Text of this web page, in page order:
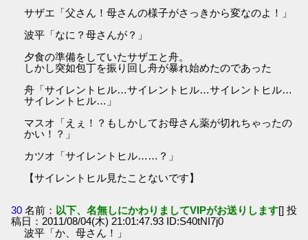
サザエ「父さん！母さんの様子がさっきから変なのよ！」
波平「なに？母さんが？」
夕食の準備をしていたサザエと舟。
しかし突如包丁を振り回し舟が暴れ始めたのであった
舟「サイレントヒル…サイレントヒル…サイレントヒル…
サイレントヒル…」
マスオ「えぇ！？もしかしてお母さん薬が切れちゃったの
かい！？」
カツオ「サイレントヒル……？」
【サイレントヒル見たことないです】
30 名前： 以下、名無しにかわりましてVIPがお送りします[] 投
稿日：2011/08/04(木) 21:01:47.93 ID:S40tNI7j0
波平「か、母さん！」